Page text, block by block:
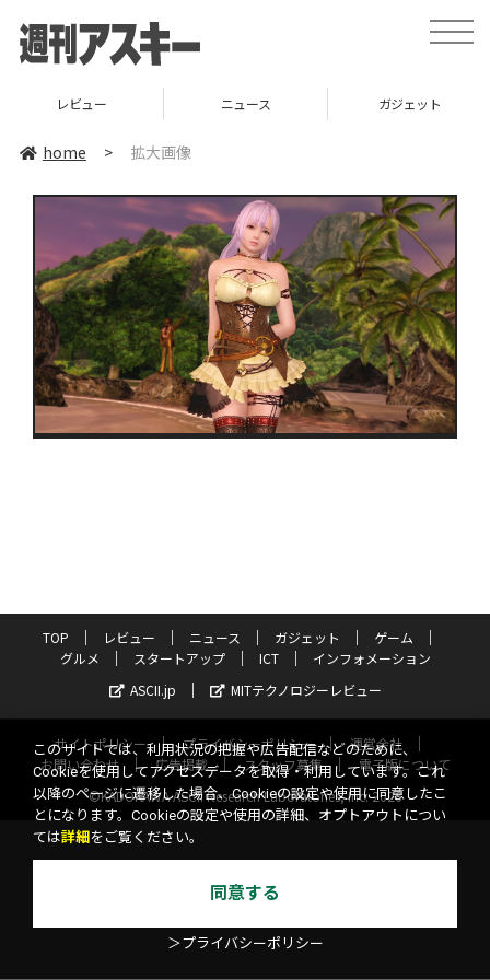
toggle
レビュー ニュース ガジェット
home > 拡大画像
TOP レビュー ニュース ガジェット
ゲーム
グルメ
スタートアップ ICT
インフォメーション
ASCII.jp
MITテクノロジーレビュー
サイトポリシー プライバシーポリシー
運営会社
お問い合わせ
広告掲載 スタッフ募集
電子版について
©KADOKAWA ASCII Research Laboratories, Inc. 2026
このサイトでは、利用状況の把握や広告配信などのために、
Cookieを使用してアクセスデータを取得・利用しています。これ
以降のページに遷移した場合、Cookieの設定や使用に同意したこ
とになります。Cookieの設定や使用の詳細、オプトアウトについ
ては詳細 をご覧ください。
同意する
＞プライバシーポリシー